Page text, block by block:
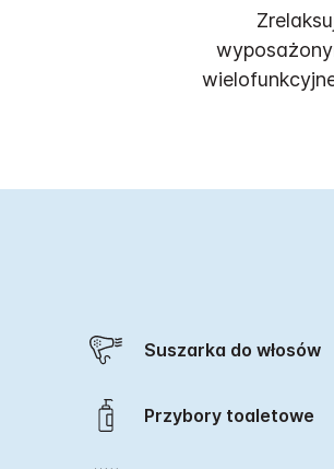
Suszarka do włosów
Przybory toaletowe